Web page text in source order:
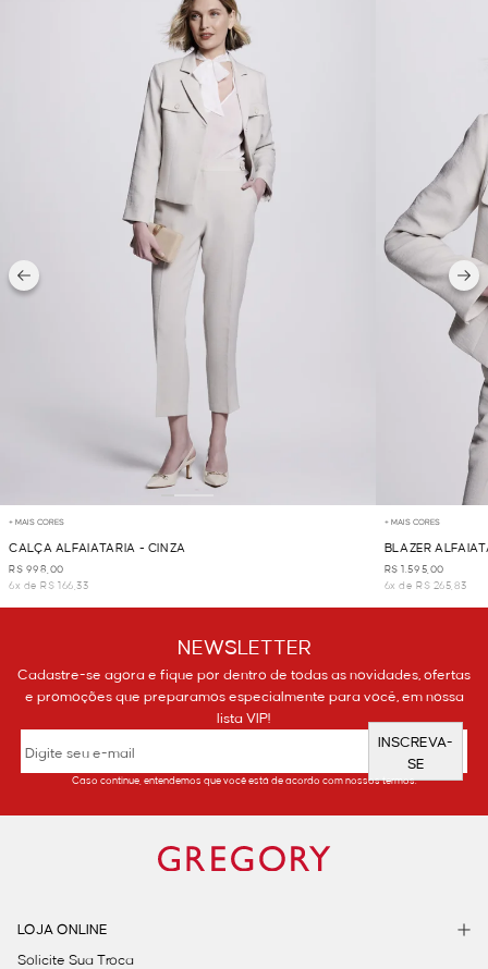
+ MAIS CORES
CALÇA ALFAIATARIA - CINZA
R$ 998,00
6x de R$ 166,33
+ MAIS CORES
BLAZER
R$ 1.595,00
6x de R$ 265,83
NEWSLETTER
Cadastre-se agora e fique por dentro de todas as novidades, ofertas
e promoções que preparamos especialmente para você, em nossa
lista VIP!
INSCREVA-
SE
Caso continue, entendemos que você está de acordo com nossos termos.
LOJA ONLINE
Solicite Sua Troca